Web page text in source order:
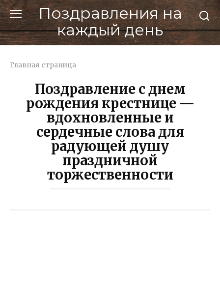
Перейти
к
контенту
Поздравления на
каждый день
Главная страница
Поздравление с днем
рождения крестнице —
вдохновленные и
сердечные слова для
радующей душу
праздничной
торжественности